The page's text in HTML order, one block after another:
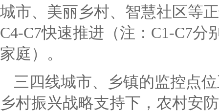
城市、美丽乡村、智慧社区等
C4-C7快速推进（注：C1-C7
家庭）。
三四线城市、乡镇的监控点
乡村振兴战略支持下，农村安